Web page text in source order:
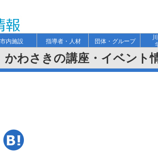
市内施設 指導者・人材 団体・グループ
かわさきの講座・イベント